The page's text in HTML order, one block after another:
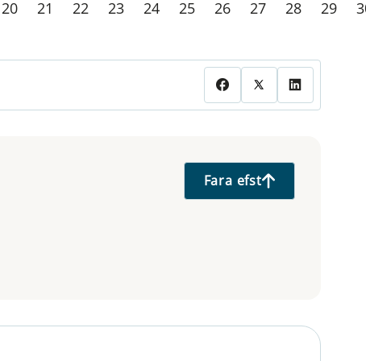
20 21 22 23 24 25 26 27 28 29
Fara efst